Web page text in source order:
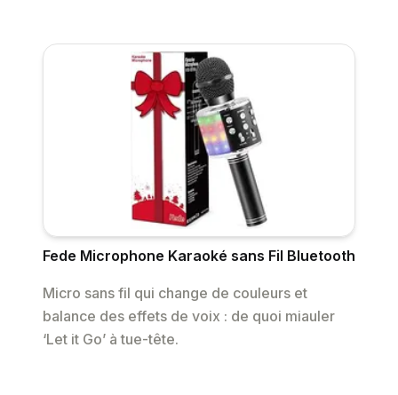
Fede Microphone Karaoké sans Fil Bluetooth
Micro sans fil qui change de couleurs et
balance des effets de voix : de quoi miauler
‘Let it Go’ à tue-tête.